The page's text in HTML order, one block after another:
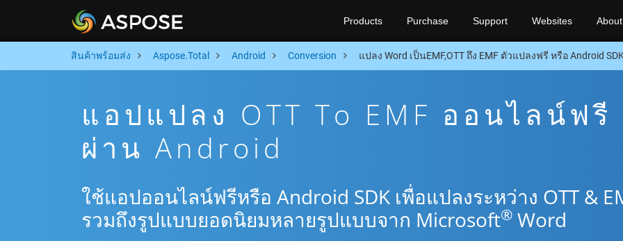
Products Purchase Support Websites About
สินค้าพร้อมส่ง Aspose.Total Android Conversion แปลง Word เป็นEMF,OTT ถึง EMF ตัวแปลงฟรี หรือ Android
แอปแปลง OTT To EMF ออนไลน์ฟรี
ผ่าน Android
ใช้แอปออนไลน์ฟรีหรือ Android SDK เพื่อแปลงระหว่าง OTT &
รวมถึงรูปแบบยอดนิยมหลายรูปแบบจาก Microsoft® Word